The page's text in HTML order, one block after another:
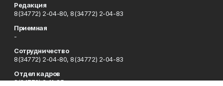
Редакция
8(34772) 2-04-80, 8(34772) 2-04-83
Приемная
-
Сотрудничество
8(34772) 2-04-80, 8(34772) 2-04-83
Отдел кадров
8(34772) 2-11-85